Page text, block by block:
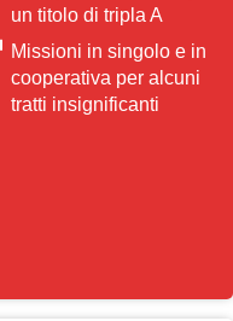
un titolo di tripla A
Missioni in singolo e in
cooperativa per alcuni
tratti insignificanti